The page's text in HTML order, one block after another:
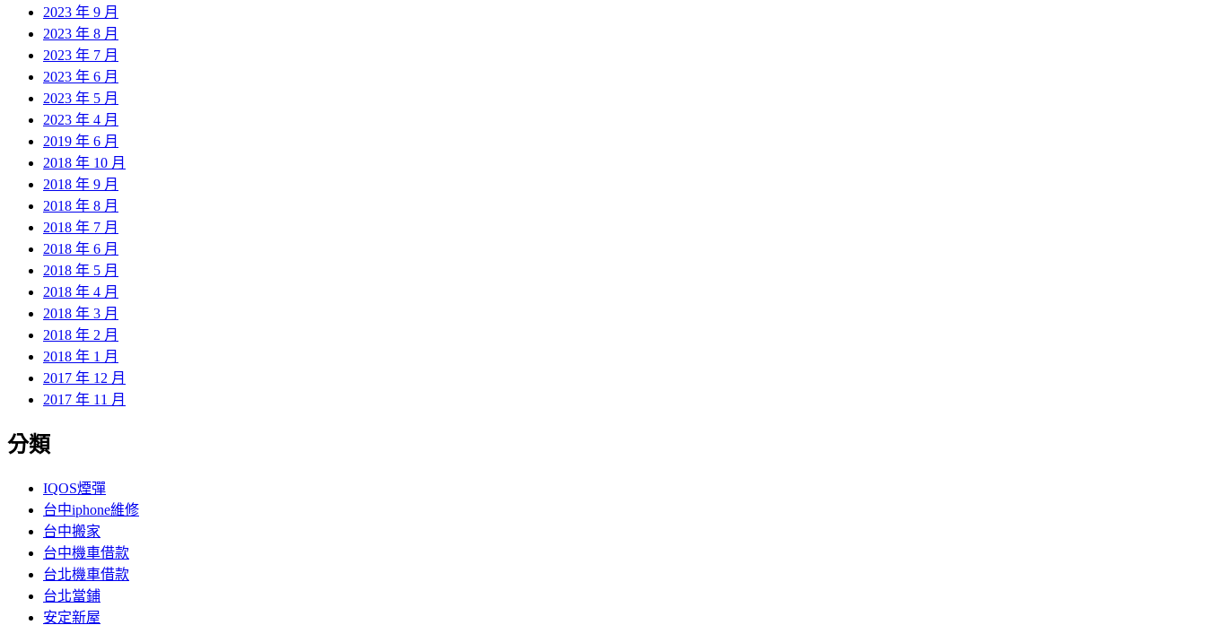
2023 年 9 月
2023 年 8 月
2023 年 7 月
2023 年 6 月
2023 年 5 月
2023 年 4 月
2019 年 6 月
2018 年 10 月
2018 年 9 月
2018 年 8 月
2018 年 7 月
2018 年 6 月
2018 年 5 月
2018 年 4 月
2018 年 3 月
2018 年 2 月
2018 年 1 月
2017 年 12 月
2017 年 11 月
分類
IQOS煙彈
台中iphone維修
台中搬家
台中機車借款
台北機車借款
台北當鋪
安定新屋